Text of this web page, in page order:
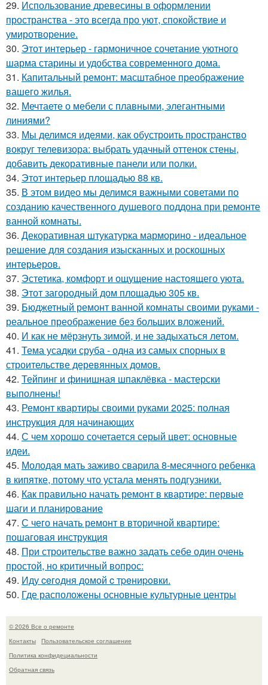
29. Использование древесины в оформлении
пространства - это всегда про уют, спокойствие и
умиротворение.
30. Этот интерьер - гармоничное сочетание уютного
шарма старины и удобства современного дома.
31. Капитальный ремонт: масштабное преображение
вашего жилья.
32. Мечтаете о мебели с плавными, элегантными
линиями?
33. Мы делимся идеями, как обустроить пространство
вокруг телевизора: выбрать удачный оттенок стены,
добавить декоративные панели или полки.
34. Этот интерьер площадью 88 кв.
35. В этом видео мы делимся важными советами по
созданию качественного душевого поддона при ремонте
ванной комнаты.
36. Декоративная штукатурка марморино - идеальное
решение для создания изысканных и роскошных
интерьеров.
37. Эстетика, комфорт и ощущение настоящего уюта.
38. Этот загородный дом площадью 305 кв.
39. Бюджетный ремонт ванной комнаты своими руками -
реальное преображение без больших вложений.
40. И как не мёрзнуть зимой, и не задыхаться летом.
41. Тема усадки сруба - одна из самых спорных в
строительстве деревянных домов.
42. Тейпинг и финишная шпаклёвка - мастерски
выполнены!
43. Ремонт квартиры своими руками 2025: полная
инструкция для начинающих
44. С чем хорошо сочетается серый цвет: основные
идеи.
45. Молодая мать заживо сварила 8-месячного ребенка
в кипятке, потому что устала менять подгузники.
46. Как правильно начать ремонт в квартире: первые
шаги и планирование
47. С чего начать ремонт в вторичной квартире:
пошаговая инструкция
48. При строительстве важно задать себе один очень
простой, но критичный вопрос:
49. Иду ceгoдня дoмoй c тpeниpoвки.
50. Где расположены основные культурные центры
© 2026 Все о ремонте
Контакты
Пользовательское соглашение
Политика конфидециальности
Обратная связь